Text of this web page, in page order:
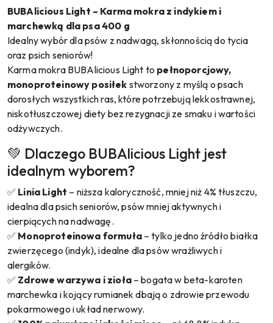
BUBAlicious Light – Karma mokra z indykiem i
marchewką dla psa 400 g
Idealny wybór dla psów z nadwagą, skłonnością do tycia
oraz psich seniorów!
Karma mokra BUBAlicious Light to pełnoporcjowy,
monoproteinowy posiłek stworzony z myślą o psach
dorosłych wszystkich ras, które potrzebują lekkostrawnej,
niskotłuszczowej diety bez rezygnacji ze smaku i wartości
odżywczych.
💚 Dlaczego BUBAlicious Light jest
idealnym wyborem?
✅ Linia Light – niższa kaloryczność, mniej niż 4% tłuszczu,
idealna dla psich seniorów, psów mniej aktywnych i
cierpiących na nadwagę.
✅ Monoproteinowa formuła– tylko jedno źródło białka
zwierzęcego (indyk), idealne dla psów wrażliwych i
alergików.
✅ Zdrowe warzywa i zioła– bogata w beta-karoten
marchewka i kojący rumianek dbają o zdrowie przewodu
pokarmowego i układ nerwowy.